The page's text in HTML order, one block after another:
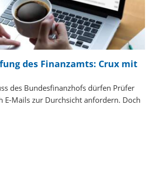
des Finanzamts: Crux mit
des Bundesfinanzhofs dürfen Prüfer
E-Mails zur Durchsicht anfordern. Doch